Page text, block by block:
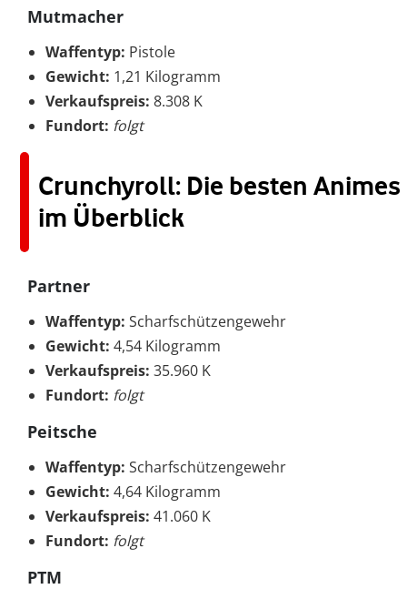
Mutmacher
Waffentyp: Pistole
Gewicht: 1,21 Kilogramm
Verkaufspreis: 8.308 K
Fundort: folgt
Crunchyroll: Die besten Animes
im Überblick
Partner
Waffentyp: Scharfschützengewehr
Gewicht: 4,54 Kilogramm
Verkaufspreis: 35.960 K
Fundort: folgt
Peitsche
Waffentyp: Scharfschützengewehr
Gewicht: 4,64 Kilogramm
Verkaufspreis: 41.060 K
Fundort: folgt
PTM